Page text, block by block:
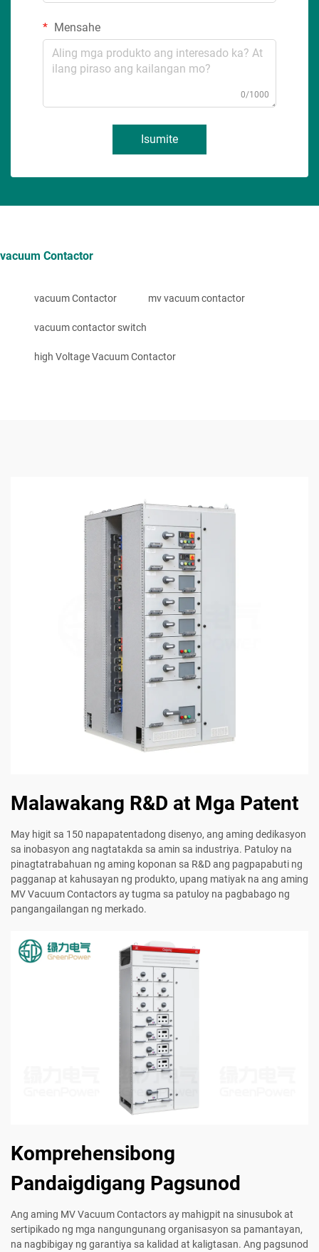
Mensahe
0/1000
Isumite
vacuum Contactor
vacuum Contactor mv vacuum contactor
vacuum contactor switch
high Voltage Vacuum Contactor
Malawakang R&D at Mga Patent
May higit sa 150 napapatentadong disenyo, ang aming dedikasyon
sa inobasyon ang nagtatakda sa amin sa industriya. Patuloy na
pinagtatrabahuan ng aming koponan sa R&D ang pagpapabuti ng
pagganap at kahusayan ng produkto, upang matiyak na ang aming
MV Vacuum Contactors ay tugma sa patuloy na pagbabago ng
pangangailangan ng merkado.
Komprehensibong
Pandaigdigang Pagsunod
Ang aming MV Vacuum Contactors ay mahigpit na sinusubok at
sertipikado ng mga nangungunang organisasyon sa pamantayan,
na nagbibigay ng garantiya sa kalidad at kaligtasan. Ang pagsunod